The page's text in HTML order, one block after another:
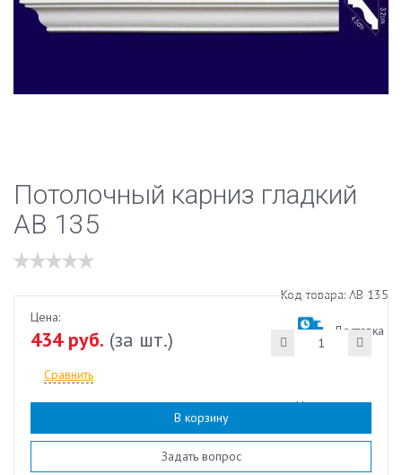
Потолочный карниз гладкий
АВ 135
Наличие:есть
Код товара: АВ 135
Доставка
Цена:
434 руб. (за шт.)
Сравнить
В корзину
Задать вопрос